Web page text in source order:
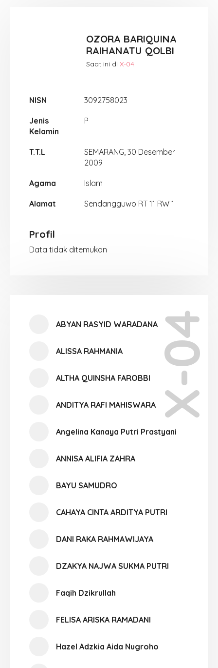
OZORA BARIQUINA
RAIHANATU QOLBI
Saat ini di X-04
NISN 3092758023
Jenis
Kelamin
P
T.T.L
SEMARANG, 30 Desember
2009
Agama Islam
Alamat Sendangguwo RT 11 RW 1
Profil
Data tidak ditemukan
X-04
ABYAN RASYID WARADANA
ALISSA RAHMANIA
ALTHA QUINSHA FAROBBI
ANDITYA RAFI MAHISWARA
Angelina Kanaya Putri Prastyani
ANNISA ALIFIA ZAHRA
BAYU SAMUDRO
CAHAYA CINTA ARDITYA PUTRI
DANI RAKA RAHMAWIJAYA
DZAKYA NAJWA SUKMA PUTRI
Faqih Dzikrullah
FELISA ARISKA RAMADANI
Hazel Adzkia Aida Nugroho